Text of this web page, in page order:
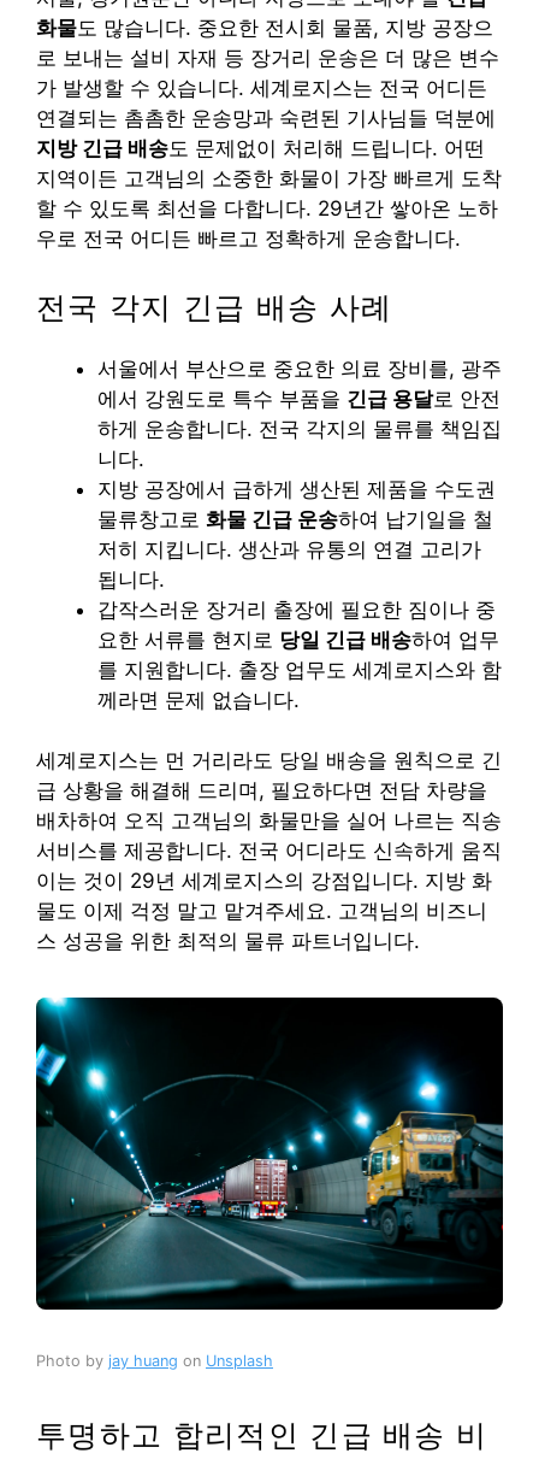
화물도 많습니다. 중요한 전시회 물품, 지방 공장으
로 보내는 설비 자재 등 장거리 운송은 더 많은 변수
가 발생할 수 있습니다. 세계로지스는 전국 어디든
연결되는 촘촘한 운송망과 숙련된 기사님들 덕분에
지방 긴급 배송도 문제없이 처리해 드립니다. 어떤
지역이든 고객님의 소중한 화물이 가장 빠르게 도착
할 수 있도록 최선을 다합니다. 29년간 쌓아온 노하
우로 전국 어디든 빠르고 정확하게 운송합니다.
전국 각지 긴급 배송 사례
서울에서 부산으로 중요한 의료 장비를, 광주
에서 강원도로 특수 부품을 긴급 용달로 안전
하게 운송합니다. 전국 각지의 물류를 책임집
니다.
지방 공장에서 급하게 생산된 제품을 수도권
물류창고로 화물 긴급 운송하여 납기일을 철
저히 지킵니다. 생산과 유통의 연결 고리가
됩니다.
갑작스러운 장거리 출장에 필요한 짐이나 중
요한 서류를 현지로 당일 긴급 배송하여 업무
를 지원합니다. 출장 업무도 세계로지스와 함
께라면 문제 없습니다.
세계로지스는 먼 거리라도 당일 배송을 원칙으로 긴
급 상황을 해결해 드리며, 필요하다면 전담 차량을
배차하여 오직 고객님의 화물만을 실어 나르는 직송
서비스를 제공합니다. 전국 어디라도 신속하게 움직
이는 것이 29년 세계로지스의 강점입니다. 지방 화
물도 이제 걱정 말고 맡겨주세요. 고객님의 비즈니
스 성공을 위한 최적의 물류 파트너입니다.
Photo by jay huang on Unsplash
투명하고 합리적인 긴급 배송 비